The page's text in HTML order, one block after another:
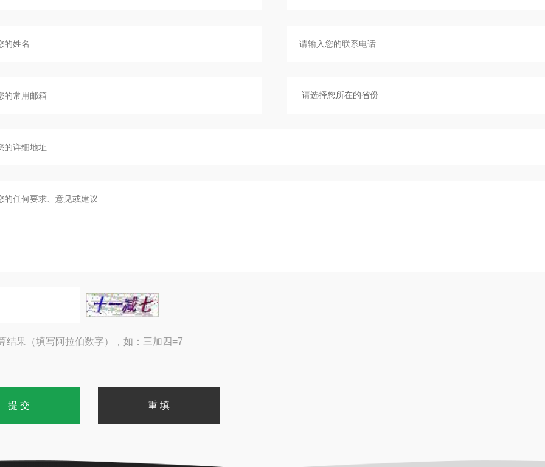
结果（填写阿拉伯数字），如：三加四=7